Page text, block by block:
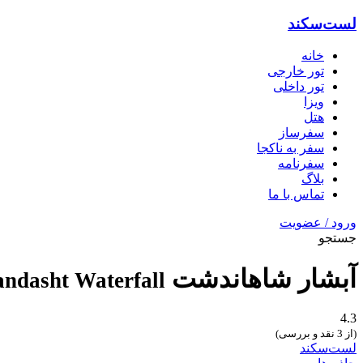
لست‌سکند
خانه
تور خارجی
تور داخلی
ویزا
هتل‌
سفرساز
سفر به ناکجا
سفرنامه
بلاگ
تماس با ما
ورود / عضویت
جستجو
آبشار شاهاندشت Waterfall
4.3
(از 3 نقد و بررسی)
لست‌سکند